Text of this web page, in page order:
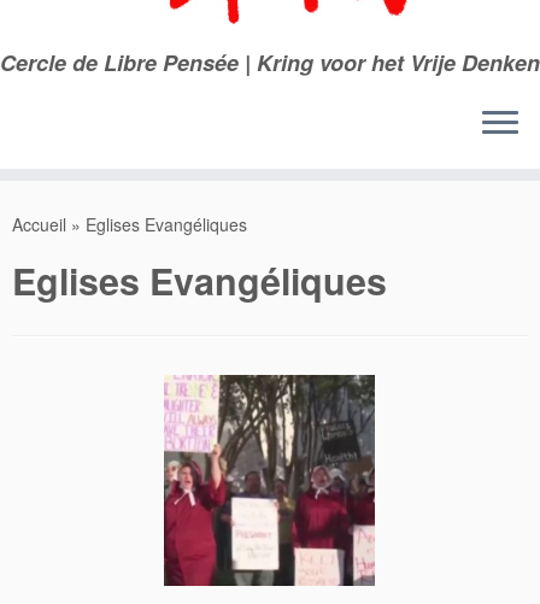
Cercle de Libre Pensée | Kring voor het Vrije Denken
Accueil » Eglises Evangéliques
Eglises Evangéliques